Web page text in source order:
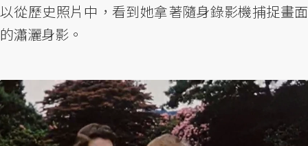
以從歷史照片中，看到她拿著隨身錄影機捕捉畫面
的瀟灑身影。